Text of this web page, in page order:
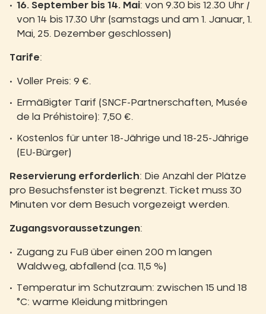
16. September bis 14. Mai: von 9.30 bis 12.30 Uhr /
von 14 bis 17.30 Uhr (samstags und am 1. Januar, 1.
Mai, 25. Dezember geschlossen)
Tarife:
Voller Preis: 9 €.
Ermäßigter Tarif (SNCF-Partnerschaften, Musée
de la Préhistoire): 7,50 €.
Kostenlos für unter 18-Jährige und 18-25-Jährige
(EU-Bürger)
Reservierung erforderlich: Die Anzahl der Plätze
pro Besuchsfenster ist begrenzt. Ticket muss 30
Minuten vor dem Besuch vorgezeigt werden.
Zugangsvoraussetzungen:
Zugang zu Fuß über einen 200 m langen
Waldweg, abfallend (ca. 11,5 %)
Temperatur im Schutzraum: zwischen 15 und 18
°C: warme Kleidung mitbringen